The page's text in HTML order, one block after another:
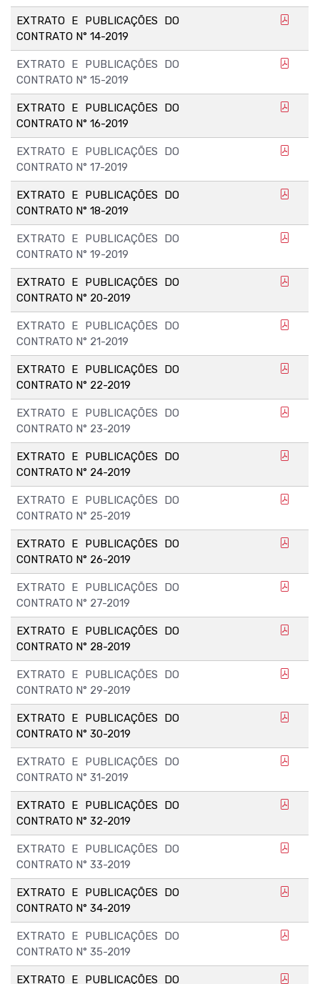
EXTRATO E PUBLICAÇÕES DO
CONTRATO N° 14-2019
EXTRATO E PUBLICAÇÕES DO
CONTRATO N° 15-2019
EXTRATO E PUBLICAÇÕES DO
CONTRATO N° 16-2019
EXTRATO E PUBLICAÇÕES DO
CONTRATO N° 17-2019
EXTRATO E PUBLICAÇÕES DO
CONTRATO N° 18-2019
EXTRATO E PUBLICAÇÕES DO
CONTRATO N° 19-2019
EXTRATO E PUBLICAÇÕES DO
CONTRATO N° 20-2019
EXTRATO E PUBLICAÇÕES DO
CONTRATO N° 21-2019
EXTRATO E PUBLICAÇÕES DO
CONTRATO N° 22-2019
EXTRATO E PUBLICAÇÕES DO
CONTRATO N° 23-2019
EXTRATO E PUBLICAÇÕES DO
CONTRATO N° 24-2019
EXTRATO E PUBLICAÇÕES DO
CONTRATO N° 25-2019
EXTRATO E PUBLICAÇÕES DO
CONTRATO N° 26-2019
EXTRATO E PUBLICAÇÕES DO
CONTRATO N° 27-2019
EXTRATO E PUBLICAÇÕES DO
CONTRATO N° 28-2019
EXTRATO E PUBLICAÇÕES DO
CONTRATO N° 29-2019
EXTRATO E PUBLICAÇÕES DO
CONTRATO N° 30-2019
EXTRATO E PUBLICAÇÕES DO
CONTRATO N° 31-2019
EXTRATO E PUBLICAÇÕES DO
CONTRATO N° 32-2019
EXTRATO E PUBLICAÇÕES DO
CONTRATO N° 33-2019
EXTRATO E PUBLICAÇÕES DO
CONTRATO N° 34-2019
EXTRATO E PUBLICAÇÕES DO
CONTRATO N° 35-2019
EXTRATO E PUBLICAÇÕES DO